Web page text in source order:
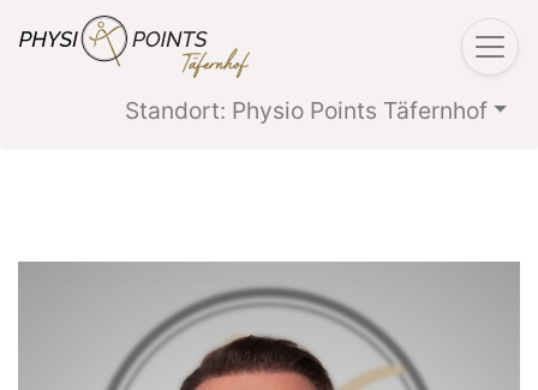
Standort: Physio Points Täfernhof